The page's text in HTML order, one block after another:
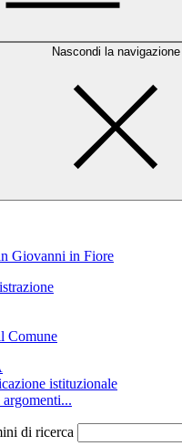
Nascondi la navigazione
Giovanni in Fiore
Comune
istituzionale
di ricerca